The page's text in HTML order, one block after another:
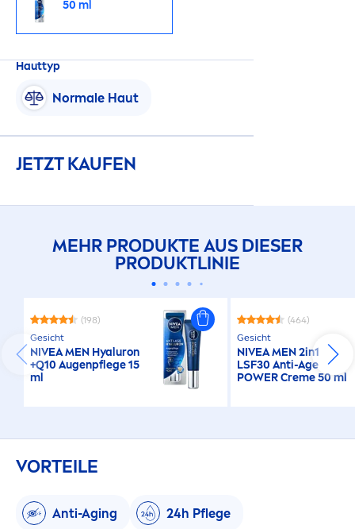
50 ml
Hauttyp
Normale Haut
JETZT KAUFEN
MEHR PRODUKTE AUS DIESER
PRODUKTLINIE
(198)
Gesicht
NIVEAMEN Hyaluron
+Q10 Augenpflege 15
ml
(464)
Gesicht
NIVEAMEN2in1
LSF30 Anti-Age
POWERCreme50 ml
VORTEILE
Anti-Aging 24h Pflege